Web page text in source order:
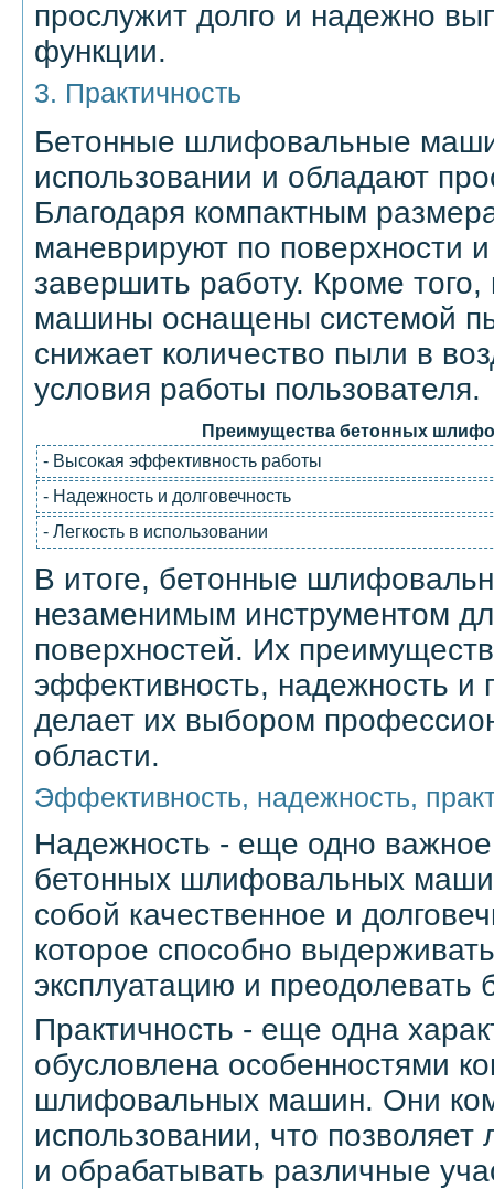
прослужит долго и надежно
функции.
3. Практичность
Бетонные шлифовальные
использовании и обладают
Благодаря компактным
маневрируют по поверхности
завершить работу. Кроме
машины оснащены системой
снижает количество пыли в
условия работы пользователя.
Преимущества бетонных
- Высокая эффективность работы
- Надежность и долговечность
- Легкость в использовании
В итоге, бетонные
незаменимым инструментом
поверхностей. Их
эффективность, надежность и
делает их выбором
области.
Эффективность, надежность,
Надежность - еще одно
бетонных шлифовальных
собой качественное и
которое способно
эксплуатацию и преодолевать
Практичность - еще одна
обусловлена особенностями
шлифовальных машин. Они
использовании, что позволяет
и обрабатывать различные